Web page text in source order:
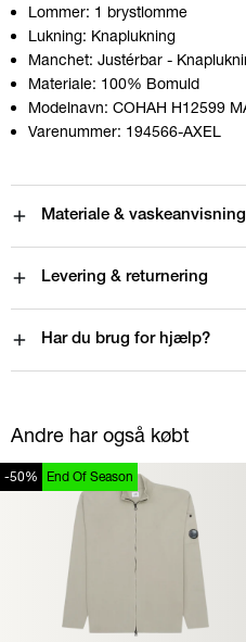
Lommer: 1 brystlomme
Lukning: Knaplukning
Manchet: Justérbar -
Materiale: 100% Bomuld
Modelnavn: COHAH H12599
Varenummer: 194566-AXEL
Materiale &
Levering & returnering
Har du brug for hjælp?
Andre har også købt
-50% End Of Season